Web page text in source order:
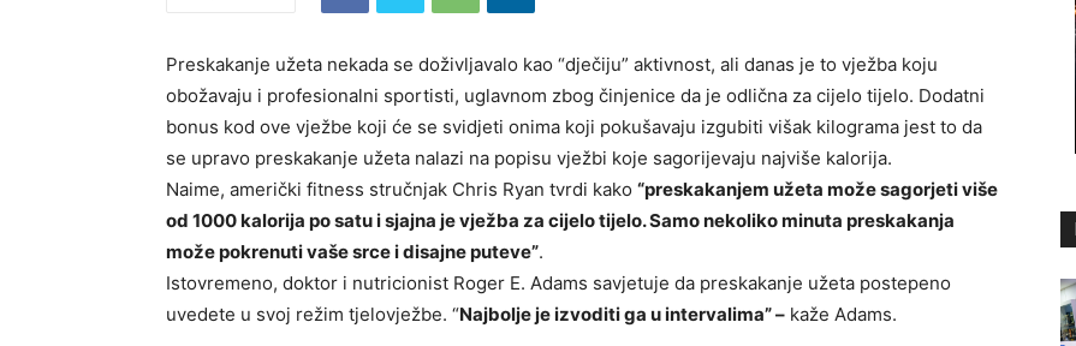
Preskakanje užeta nekada se doživljavalo kao “dječiju” aktivnost, ali danas je to vježba koju
obožavaju i profesionalni sportisti, uglavnom zbog činjenice da je odlična za cijelo tijelo. Dodatni
bonus kod ove vježbe koji će se svidjeti onima koji pokušavaju izgubiti višak kilograma jest to da
se upravo preskakanje užeta nalazi na popisu vježbi koje sagorijevaju najviše kalorija.
Naime, američki fitness stručnjak Chris Ryan tvrdi kako “preskakanjem užeta može sagorjeti više
od 1000 kalorija po satu i sjajna je vježba za cijelo tijelo. Samo nekoliko minuta preskakanja
može pokrenuti vaše srce i disajne puteve”.
Istovremeno, doktor i nutricionist Roger E. Adams savjetuje da preskakanje užeta postepeno
uvedete u svoj režim tjelovježbe. “Najbolje je izvoditi ga u intervalima” – kaže Adams.